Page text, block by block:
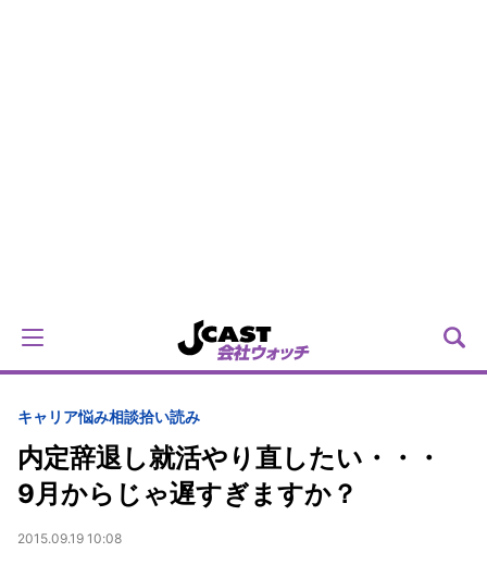
キャリア悩み相談拾い読み
内定辞退し就活やり直したい・・・
9月からじゃ遅すぎますか？
2015.09.19 10:08